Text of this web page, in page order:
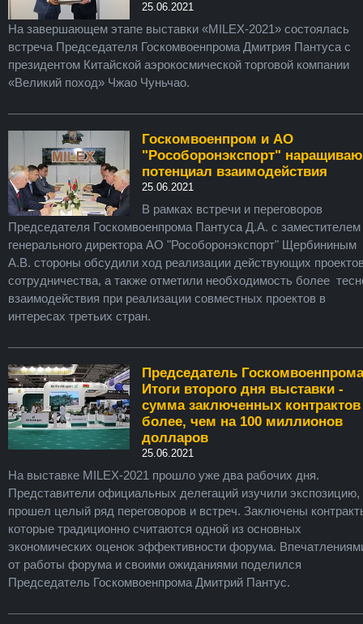
25.06.2021
На завершающем этапе выставки «MILEX-2021» состоялась
встреча Председателя Госкомвоенпрома Дмитрия Пантуса с
президентом Китайской аэрокосмической торговой компании
«Великий поход» Чжао Чуньчао.
Госкомвоенпром и АО
"Рособоронэкспорт"
потенциал взаимодействия
25.06.2021
В рамках встречи и переговоров
Председателя Госкомвоенпрома Пантуса Д.А. с заместителем
генерального директора АО "Рособоронэкспорт" Щербининым
А.В. стороны обсудили ход реализации действующих
сотрудничества, а также отметили необходимость более
взаимодействия при реализации совместных проектов в
интересах третьих стран.
Председатель
Итоги второго дня выставки -
сумма заключенных контрактов
более, чем на 100 миллионов
долларов
25.06.2021
На выставке MILEX-2021 прошло уже два рабочих дня.
Представители официальных делегаций изучили экспозицию,
прошел целый ряд переговоров и встреч. Заключены
которые традиционно считаются одной из основных
экономических оценок эффективности форума.
от работы форума и своими ожиданиями поделился
Председатель Госкомвоенпрома Дмитрий Пантус.